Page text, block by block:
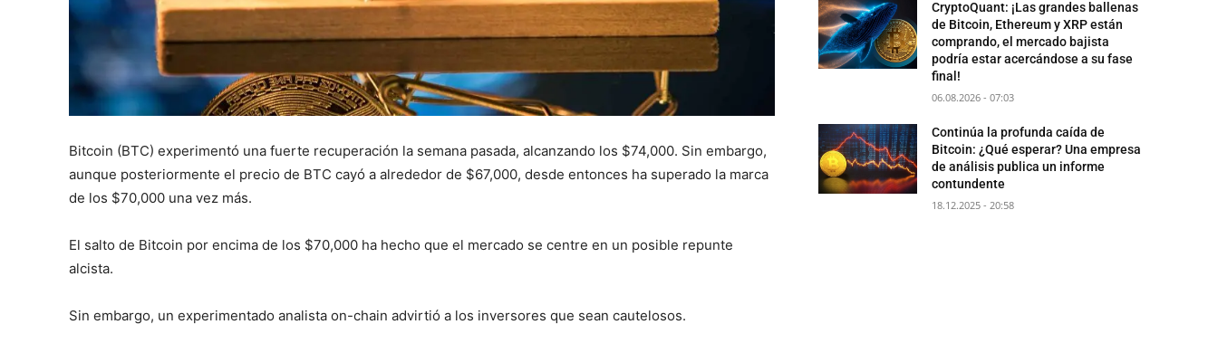
Bitcoin (BTC) experimentó una fuerte recuperación la semana pasada, alcanzando los $74,000. Sin embargo,
aunque posteriormente el precio de BTC cayó a alrededor de $67,000, desde entonces ha superado la marca
de los $70,000 una vez más.
El salto de Bitcoin por encima de los $70,000 ha hecho que el mercado se centre en un posible repunte
alcista.
Sin embargo, un experimentado analista on-chain advirtió a los inversores que sean cautelosos.
CryptoQuant: ¡Las grandes ballenas
de Bitcoin, Ethereum y XRP están
comprando, el mercado bajista
podría estar acercándose a su fase
final!
06.08.2026 - 07:03
Continúa la profunda caída de
Bitcoin: ¿Qué esperar? Una empresa
de análisis publica un informe
contundente
18.12.2025 - 20:58